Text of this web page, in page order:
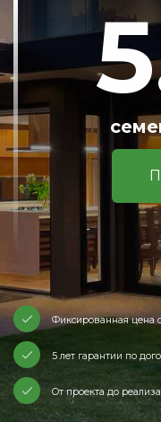
Фиксированная цена
5 лет гарантии по
От проекта до